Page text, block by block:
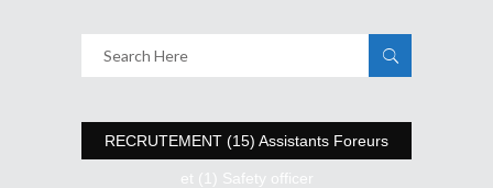
RECRUTEMENT (15) Assistants Foreurs
et (1) Safety officer